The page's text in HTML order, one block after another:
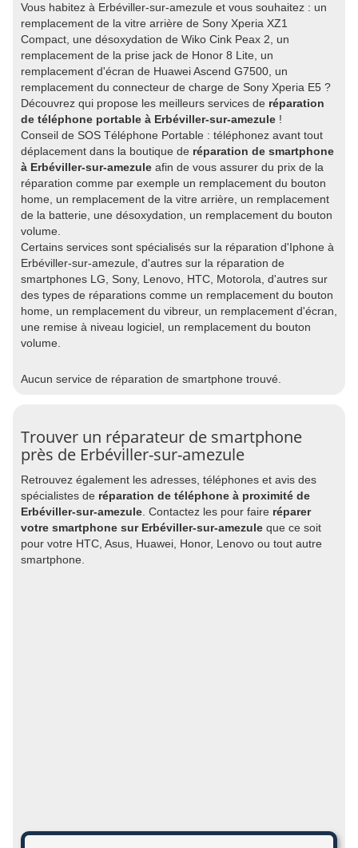
Vous habitez à Erbéviller-sur-amezule et vous souhaitez : un
remplacement de la vitre arrière de Sony Xperia XZ1
Compact, une désoxydation de Wiko Cink Peax 2, un
remplacement de la prise jack de Honor 8 Lite, un
remplacement d'écran de Huawei Ascend G7500, un
remplacement du connecteur de charge de Sony Xperia E5 ?
Découvrez qui propose les meilleurs services de réparation
de téléphone portable à Erbéviller-sur-amezule !
Conseil de SOS Téléphone Portable : téléphonez avant tout
déplacement dans la boutique de réparation de smartphone
à Erbéviller-sur-amezule afin de vous assurer du prix de la
réparation comme par exemple un remplacement du bouton
home, un remplacement de la vitre arrière, un remplacement
de la batterie, une désoxydation, un remplacement du bouton
volume.
Certains services sont spécialisés sur la réparation d'Iphone à
Erbéviller-sur-amezule, d'autres sur la réparation de
smartphones LG, Sony, Lenovo, HTC, Motorola, d'autres sur
des types de réparations comme un remplacement du bouton
home, un remplacement du vibreur, un remplacement d'écran,
une remise à niveau logiciel, un remplacement du bouton
volume.
Aucun service de réparation de smartphone trouvé.
Trouver un réparateur de smartphone
près de Erbéviller-sur-amezule
Retrouvez également les adresses, téléphones et avis des
spécialistes de réparation de téléphone à proximité de
Erbéviller-sur-amezule . Contactez les pour faire réparer
votre smartphone sur Erbéviller-sur-amezule que ce soit
pour votre HTC, Asus, Huawei, Honor, Lenovo ou tout autre
smartphone.